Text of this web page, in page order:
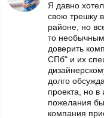
Я давно
свою трешку
районе, но
то
доверить
СПб" и их
долго
проекта, но в
пожелания
компания